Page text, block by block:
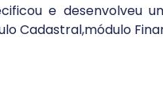
e desenvolveu
Cadastral,módulo